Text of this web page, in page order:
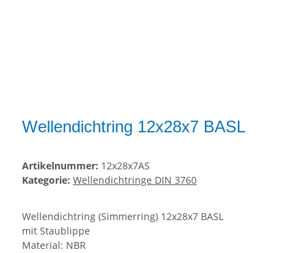
Wellendichtring 12x28x7 BASL
Artikelnummer: 12x28x7AS
Kategorie: Wellendichtringe DIN 3760
Wellendichtring (Simmerring) 12x28x7 BASL
mit Staublippe
Material: NBR